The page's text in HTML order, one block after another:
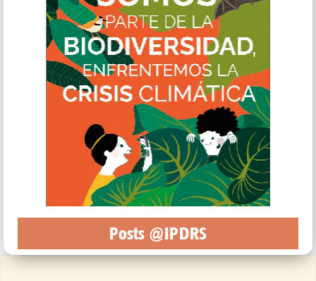
Posts @IPDRS